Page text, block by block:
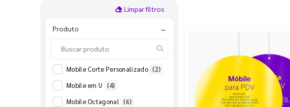
Limpar filtros
Produto −
Mobile Corte Personalizado (2)
Mobile em U
(4)
Mobile Octagonal
(6)